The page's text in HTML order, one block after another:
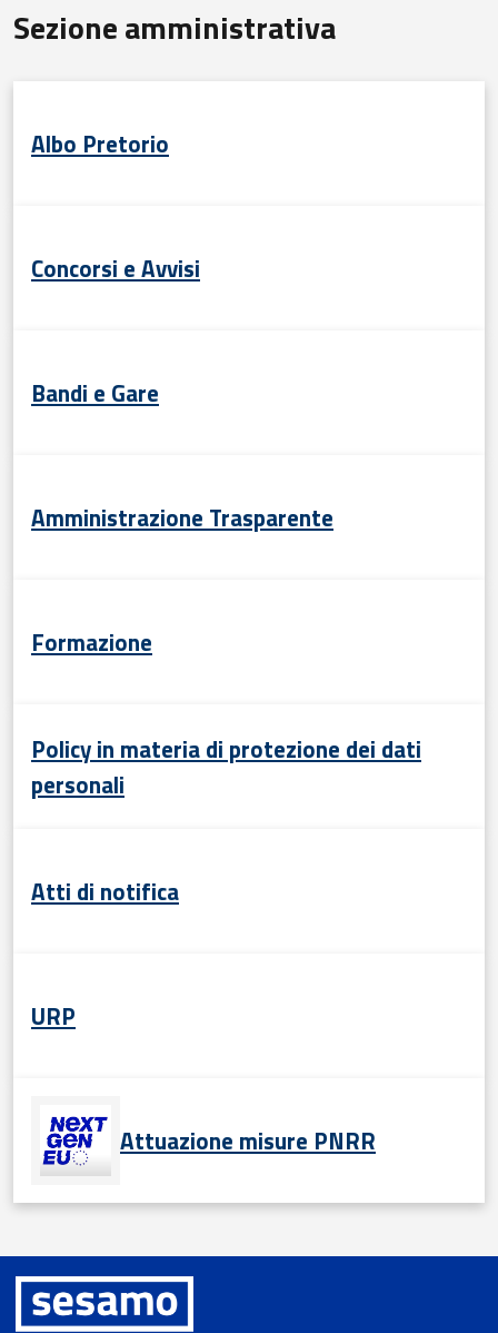
Sezione amministrativa
Albo Pretorio
Concorsi e Avvisi
Bandi e Gare
Amministrazione Trasparente
Formazione
Policy in materia di protezione dei dati
personali
Atti di notifica
URP
Attuazione misure PNRR